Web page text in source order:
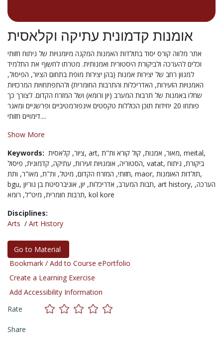
אומנות קדמונית עתיקה וקלאסית
אתר מלווה קורס יסוד בתולדות האמנות המקנה מיומנויות של ניתוח חזותי
וכלים להערכה ולביקורת היסטורית ואמנותית. מטרתו לחשוף את התלמיד
למגוון רחב של יצירות אמנות (בהן יצירות מופת בתחום הציור, הפיסול,
האמנויות הזעירות, האדריכלות והתרבות החומרית) ולהתפתחויות המרכזיות
שחלו באמנות של תרבות המערב (יון ורומא) ושל המזרח הקדום. לצורך כך
פותחו 20 יחידות תוכן הכוללות טקסטים אינפורמטיביים ופרשניים ומאגר
דימויים חזותי....
Show More
Keywords:
ציור,קלאסית, art, מאור, אמנות, קול קורא ות"ת, meital,
הסטוריה, אומנויות זעירות, עתיקה, קדמונית, פיסול, vatat, ביקורת, ניתוח
חזותי, המזרח הקדום, מיטל, ות"ת, מאו"ר, ותת, maor,
תולדות האומנות,
bgu,
תבות המערב, אדריכלות, יון, אוניברסיטת בן גוריון, art history, הערכה,
תרבות חומרית, מיט"ל, רומא, kol kore
Disciplines:
Arts / Art History
Go to Material
Bookmark / Add to Course ePortfolio
Create a Learning Exercise
Add Accessibility Information
Rate
Share